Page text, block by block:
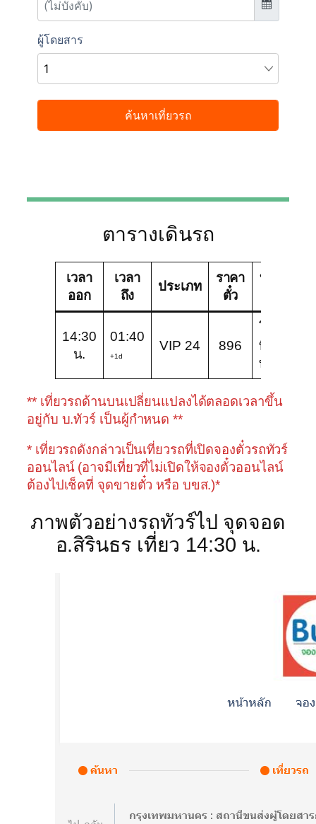
ตารางเดินรถ
เวลา
ออก
เวลา
ถึง
ประเภท
ราคา
ตั๋ว
บริษัท
14:30
น.
01:40
+1d
VIP 24 896
โลตัส
พิบูล
ทัวร์
** เที่ยวรถด้านบนเปลี่ยนแปลงได้ตลอดเวลาขึ้น
อยู่กับ บ.ทัวร์ เป็นผู้กำหนด **
* เที่ยวรถดังกล่าวเป็นเที่ยวรถที่เปิดจองตั๋วรถทัวร์
ออนไลน์ (อาจมีเที่ยวที่ไม่เปิดให้จองตั๋วออนไลน์
ต้องไปเช็คที่ จุดขายตั๋ว หรือ บขส.)*
ภาพตัวอย่างรถทัวร์ไป จุดจอด
อ.สิรินธร เที่ยว 14:30 น.